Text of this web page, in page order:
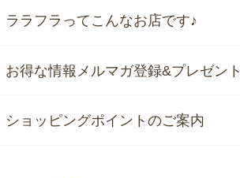
ララフラってこんなお店です♪
お得な情報メルマガ登録&プレゼント
ショッピングポイントのご案内